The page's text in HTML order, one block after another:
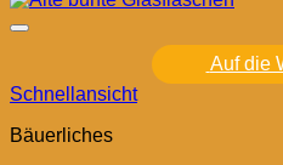
Auf die
Schnellansicht
Bäuerliches